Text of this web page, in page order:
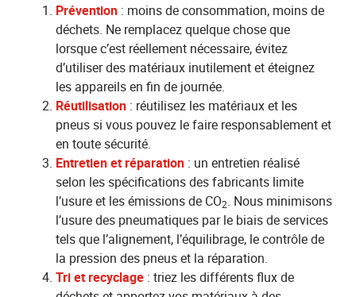
Prévention : moins de consommation, moins de
déchets. Ne remplacez quelque chose que
lorsque c’est réellement nécessaire, évitez
d’utiliser des matériaux inutilement et éteignez
les appareils en fin de journée.
Réutilisation : réutilisez les matériaux et les
pneus si vous pouvez le faire responsablement et
en toute sécurité.
Entretien et réparation : un entretien réalisé
selon les spécifications des fabricants limite
l’usure et les émissions de CO2. Nous minimisons
l’usure des pneumatiques par le biais de services
tels que l’alignement, l’équilibrage, le contrôle de
la pression des pneus et la réparation.
Tri et recyclage : triez les différents flux de